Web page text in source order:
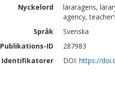
Nyckelord
läraragens,
agency,
Språk
Svenska
Publikations-ID
287983
Identifikatorer
DOI: https://